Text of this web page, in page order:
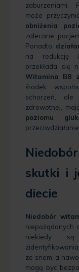
zaburzeniami.
może
obniżenia
zalecane
Ponadto,
na redukcję
przekłada się
Witamina B8
środek
schorzeń, ale
zdrowotnej,
poziomu
skutki i
diecie
Niedobór
niepożądanych
niekiedy
zidentyfikowania.
ze snem, a
mogą być